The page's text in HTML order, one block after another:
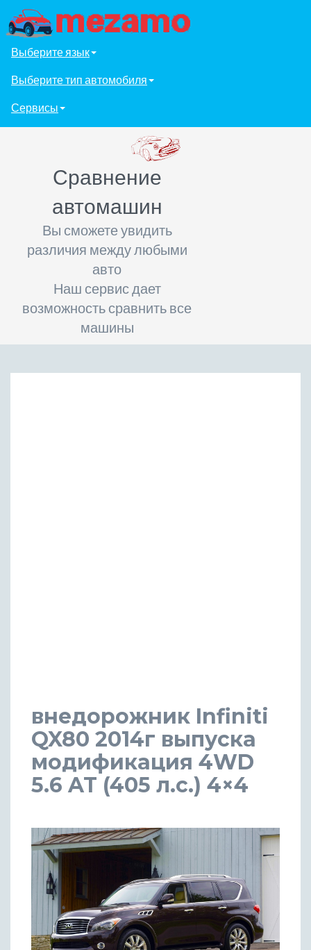
Выберите язык
Выберите тип автомобиля
Сервисы
Сравнение
автомашин
Вы сможете увидить
различия между любыми
авто
Наш сервис дает
возможность сравнить все
машины
внедорожник Infiniti
QX80 2014г выпуска
модификация 4WD
5.6 AT (405 л.с.) 4×4